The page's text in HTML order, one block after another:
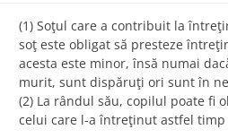
(1) Soţul care a contribuit la
soţ este obligat să presteze
acesta este minor, însă numai
murit, sunt dispăruţi ori sunt în
(2) La rândul său, copilul poate fi
celui care l-a întreţinut astfel timp